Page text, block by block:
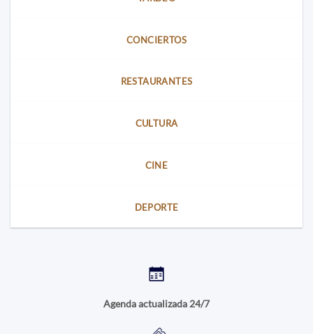
CONCIERTOS
RESTAURANTES
CULTURA
CINE
DEPORTE
Agenda actualizada 24/7